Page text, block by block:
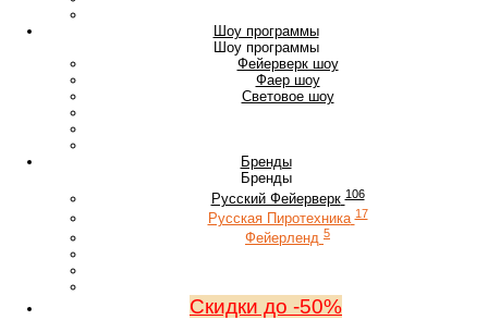
Шоу программы
Шоу программы
Фейерверк шоу
Фаер шоу
Световое шоу
Бренды
Бренды
Русский Фейерверк 106
Русская Пиротехника 17
Фейерленд 5
Скидки до -50%